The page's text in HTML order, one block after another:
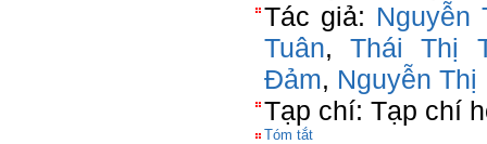
Tác giả: Nguyễn
Tuân,Thái Thị
Đảm, Nguyễn Thị
Tạp chí: Tạp chí
Tóm tắt